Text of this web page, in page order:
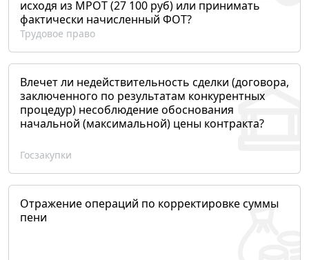
исходя из МРОТ (27 100 руб) или принимать
фактически начисленный ФОТ?
Трудовое право
Влечет ли недействительность сделки (договора,
заключенного по результатам конкурентных
процедур) несоблюдение обоснования
начальной (максимальной) цены контракта?
Госзакупки
Отражение операций по корректировке суммы
пени